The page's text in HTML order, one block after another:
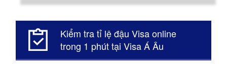
Kiểm tra tỉ lệ đậu Visa online
trong 1 phút tại Visa Á Âu